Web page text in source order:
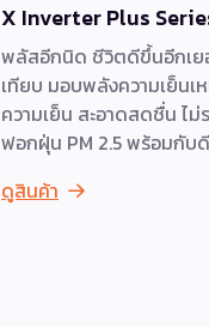
X Inverter Plus
พลัสอีกนิด ชีวิตดีขึ้นอีกเย
เทียบ มอบพลังความเย็นเ
ความเย็น สะอาดสดชื่น ไ
ฟอกฝุ่น PM 2.5 พร้อมกับ
ดูสินค้า